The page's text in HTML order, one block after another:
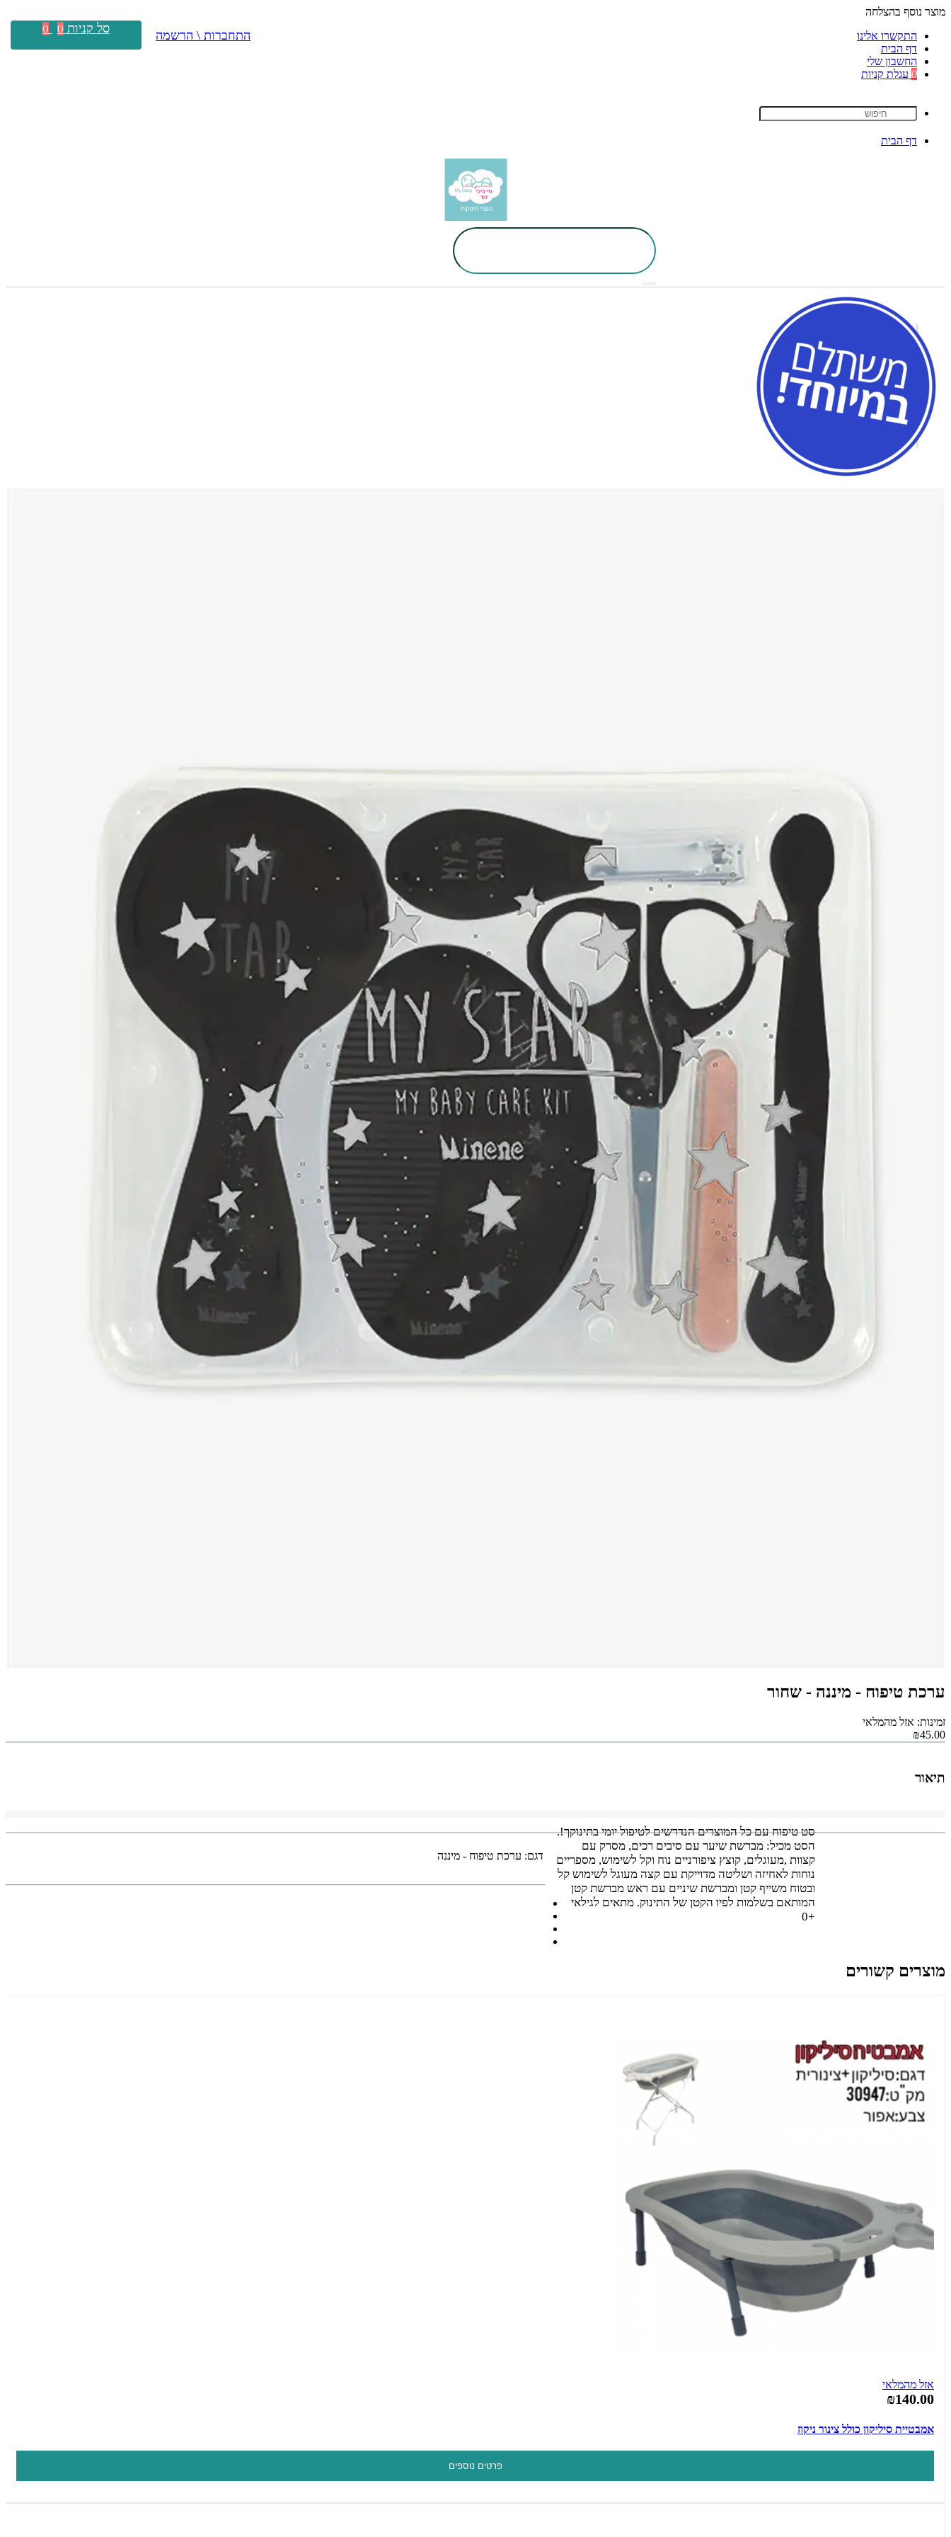
מוצר נוסף בהצלחה
התקשרו אלינו
דף הבית
החשבון שלי
0 עגלת קניות
דף הבית
התחברות \ הרשמה סל קניות 0
0
ערכת טיפוח - מיננה - שחור
זמינות: אזל מהמלאי
₪45.00
תיאור
סט טיפוח עם כל המוצרים הנדרשים לטיפול יומי בתינוקך!.
הסט מכיל: מברשת שיער עם סיבים רכים, מסרק עם
קצוות ,מעוגלים, קוצץ ציפורניים נוח וקל לשימוש, מספריים
נוחות לאחיזה ושליטה מדוייקת עם קצה מעוגל לשימוש קל
ובטוח משייף קטן ומברשת שיניים עם ראש מברשת קטן
המותאם בשלמות לפיו הקטן של התינוק. מתאים לגילאי
+0
דגם: ערכת טיפוח - מיננה
מוצרים קשורים
אזל מהמלאי
₪140.00
אמבטיית סיליקון כולל צינור ניקוז
פרטים נוספים